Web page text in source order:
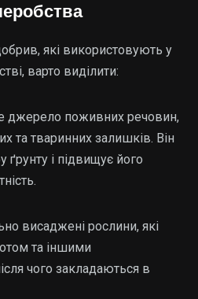
які використовують у
варто виділити:
джерело поживних речовин,
та тваринних залишків. Він
ґрунту і підвищує його
висаджені рослини, які
та іншими
чого закладаються в